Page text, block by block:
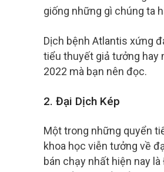
giống những gì chúng ta
Dịch bệnh Atlantis xứng
tiểu thuyết giả tưởng hay
2022 mà bạn nên đọc.
2. Đại Dịch Kép
Một trong những quyển
khoa học viễn tưởng về
bán chạy nhất hiện nay là